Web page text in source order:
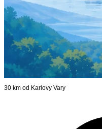
30 km od Karlovy Vary